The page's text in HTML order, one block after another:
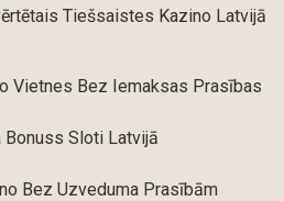
Tiešsaistes Kazino Latvijā
Vietnes Bez Iemaksas Prasības
Sloti Latvijā
Bez Uzveduma Prasībām